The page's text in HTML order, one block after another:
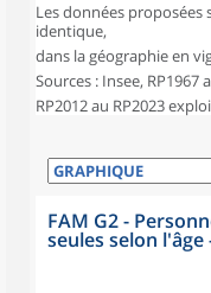
Les données
identique,
dans la géographie en
Sources : Insee,
RP2012 au RP2023
FAM G2 -
seules selon